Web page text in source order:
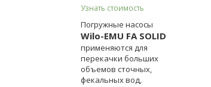
Узнать стоимость
Погружные насосы
Wilo-EMU FA SOLID
применяются для
перекачки больших
объемов сточных,
фекальных вод,